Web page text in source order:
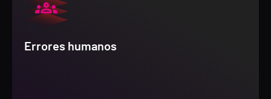
Errores humanos